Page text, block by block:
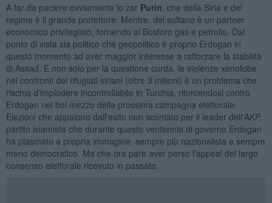
A far da paciere ovviamente lo zar Putin , che della Siria e del
regime è il grande protettore. Mentre, del sultano è un partner
economico privilegiato, fornendo al Bosforo gas e petrolio. Dal
punto di vista sia politico che geopolitico è proprio Erdogan in
questo momento ad aver maggior interesse a rafforzare la stabilità
di Assad. E non solo per la questione curda, le violenze xenofobe
nei confronti dei rifugiati siriani (oltre 3 milioni) è un problema che
rischia d'implodere incontrollabile in Turchia, ritorcendosi contro
Erdogan nel bel mezzo della prossima campagna elettorale.
Elezioni che appaiono dall'esito non scontato per il leader dell'AKP,
partito islamista che durante questo ventennio di governo Erdogan
ha plasmato a propria immagine, sempre più nazionalista e sempre
meno democratico. Ma che ora pare aver perso l'appeal del largo
consenso elettorale ricevuto in passato.